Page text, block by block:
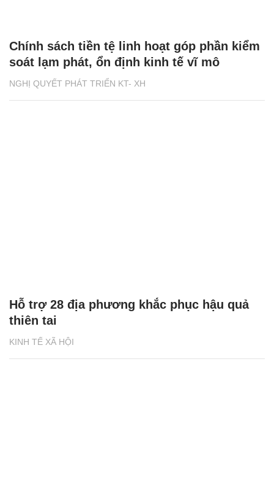
NGHỊ QUYẾT PHÁT TRIỂN KT- XH
Chính sách tiền tệ linh hoạt góp phần kiểm
soát lạm phát, ổn định kinh tế vĩ mô
KINH TẾ XÃ HỘI
Hỗ trợ 28 địa phương khắc phục hậu quả
thiên tai